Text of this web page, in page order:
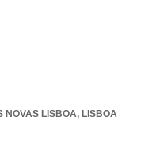
NOVAS LISBOA, LISBOA